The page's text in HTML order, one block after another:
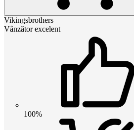
Vikingsbrothers
Vânzător excelent
100%